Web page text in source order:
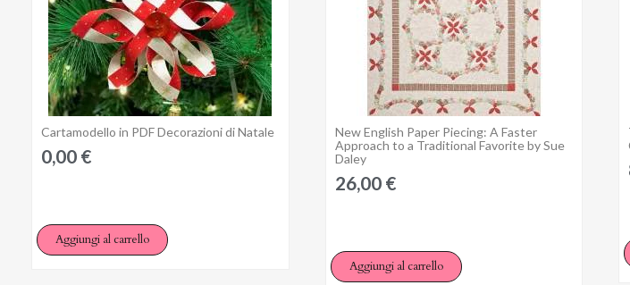
Anteprima
Cartamodello in PDF Decorazioni di Natale
0,00 €
Aggiungi al carrello
Anteprima
New English Paper Piecing: A Faster
Approach to a Traditional Favorite by Sue
Daley
26,00 €
Aggiungi al carrello
Accedi
You need to be logged in to save products
Annulla